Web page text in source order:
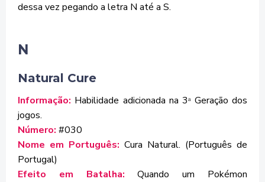
dessa vez pegando a letra N até a S.
N
Natural Cure
Informação: Habilidade adicionada na 3ªGeração dos
jogos.
Número: #030
Nome em Português: Cura Natural. (Português de
Portugal)
Efeito em Batalha:Quando um Pokémon